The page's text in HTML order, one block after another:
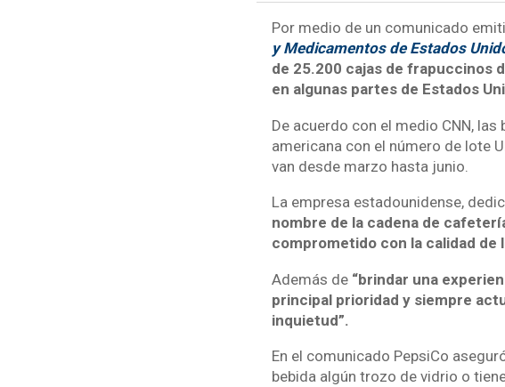
Por medio de un comunicado
y Medicamentos de Estados
de 25.200 cajas de frapuccinos
en algunas partes de Estados
De acuerdo con el medio CNN,
americana con el número de lote
van desde marzo hasta junio.
La empresa estadounidense,
nombre de la cadena de
comprometido con la calidad de
Además de“brindar una
principal prioridad y siempre
inquietud”.
En el comunicado PepsiCo
bebida algún trozo de vidrio o